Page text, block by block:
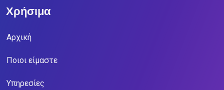
Χρήσιμα
Αρχική
Ποιοι είμαστε
Υπηρεσίες